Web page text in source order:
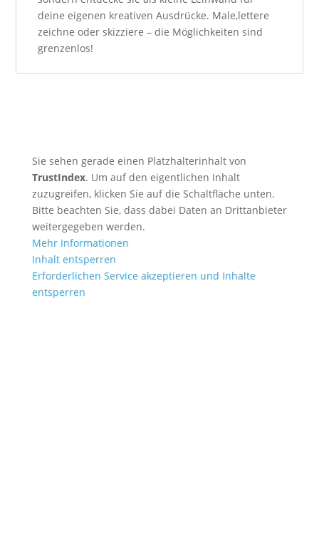
deine eigenen kreativen Ausdrücke. Male,lettere
zeichne oder skizziere – die Möglichkeiten sind
grenzenlos!
Sie sehen gerade einen Platzhalterinhalt von
TrustIndex. Um auf den eigentlichen Inhalt
zuzugreifen, klicken Sie auf die Schaltfläche unten.
Bitte beachten Sie, dass dabei Daten an Drittanbieter
weitergegeben werden.
Mehr Informationen
Inhalt entsperren
Erforderlichen Service akzeptieren und Inhalte
entsperren